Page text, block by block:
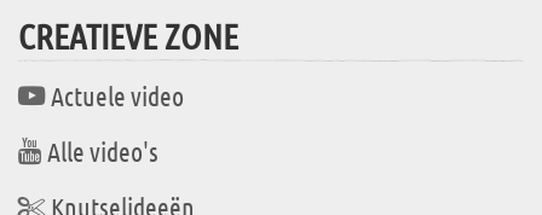
CREATIEVE ZONE
Actuele video
Alle video's
Knutselideeën